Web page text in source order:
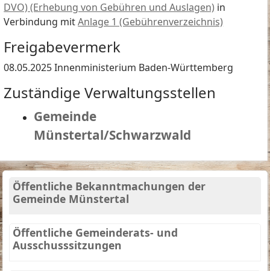
DVO) (Erhebung von Gebühren und Auslagen) in
Verbindung mitAnlage 1 (Gebührenverzeichnis)
Freigabevermerk
08.05.2025 Innenministerium Baden-Württemberg
Zuständige Verwaltungsstellen
Gemeinde
Münstertal/Schwarzwald
Öffentliche Bekanntmachungen der
Gemeinde Münstertal
Öffentliche Gemeinderats- und
Ausschusssitzungen